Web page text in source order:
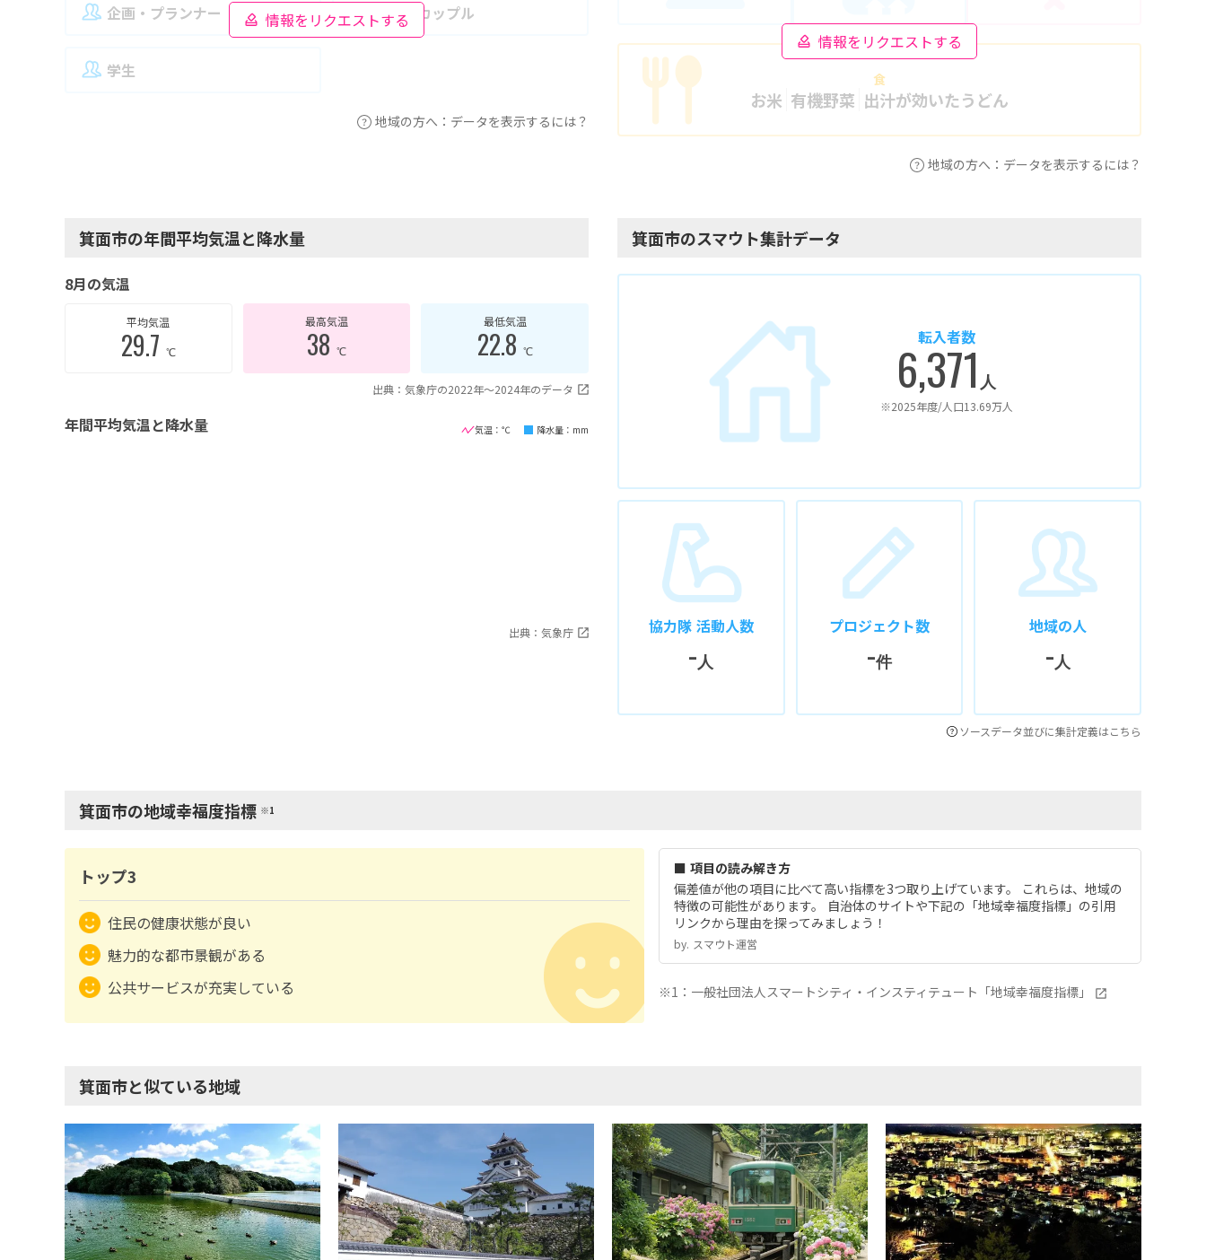
情報をリクエストする
企画・プランナー 夫婦・カップル
学生
地域の方へ：データを表示するには？
情報をリクエストする
食
お米 有機野菜 出汁が効いたうどん
地域の方へ：データを表示するには？
箕面市の年間平均気温と降水量
8月の気温
平均気温
29.7 ℃
最高気温
38 ℃
最低気温
22.8 ℃
出典：気象庁の2022年〜2024年のデータ
年間平均気温と降水量 気温：℃ 降水量：mm
出典：気象庁
箕面市のスマウト集計データ
転入者数
6,371 人
※2025年度/人口13.69万人
協力隊 活動人数
-人
プロジェクト数
-件
地域の人
-人
ソースデータ並びに集計定義はこちら
箕面市の地域幸福度指標 ※1
トップ3
住民の健康状態が良い
魅力的な都市景観がある
公共サービスが充実している
■ 項目の読み解き方
偏差値が他の項目に比べて高い指標を3つ取り上げています。 これらは、地域の
特徴の可能性があります。 自治体のサイトや下記の「地域幸福度指標」の引用
リンクから理由を探ってみましょう！
by.︎ スマウト運営
※1：一般社団法人スマートシティ・インスティテュート「地域幸福度指標」
箕面市と似ている地域